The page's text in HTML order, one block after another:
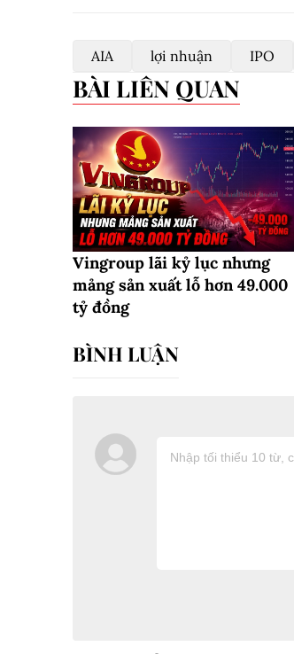
AIA lợi nhuận IPO
BÀI LIÊN QUAN
Vingroup lãi kỷ lục nhưng
mảng sản xuất lỗ hơn 49.000
tỷ đồng